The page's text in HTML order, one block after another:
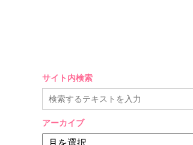
サイト内検索
アーカイブ
ア